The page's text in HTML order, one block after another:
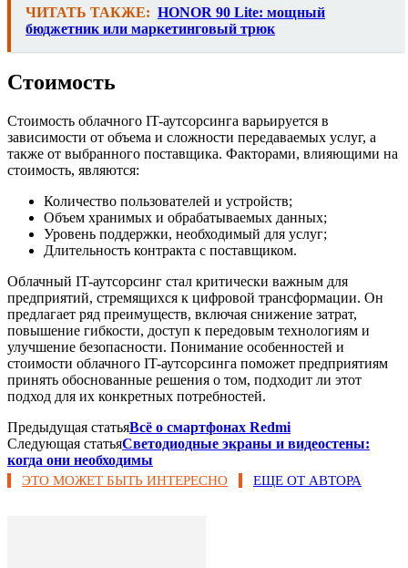
ЧИТАТЬ ТАКЖЕ: HONOR 90 Lite: мощный
бюджетник или маркетинговый трюк
Стоимость
Стоимость облачного IT-аутсорсинга варьируется в
зависимости от объема и сложности передаваемых услуг, а
также от выбранного поставщика. Факторами, влияющими на
стоимость, являются:
Количество пользователей и устройств;
Объем хранимых и обрабатываемых данных;
Уровень поддержки, необходимый для услуг;
Длительность контракта с поставщиком.
Облачный IT-аутсорсинг стал критически важным для
предприятий, стремящихся к цифровой трансформации. Он
предлагает ряд преимуществ, включая снижение затрат,
повышение гибкости, доступ к передовым технологиям и
улучшение безопасности. Понимание особенностей и
стоимости облачного IT-аутсорсинга поможет предприятиям
принять обоснованные решения о том, подходит ли этот
подход для их конкретных потребностей.
Предыдущая статьяВсё о смартфонах Redmi
Следующая статьяСветодиодные экраны и видеостены:
когда они необходимы
ЭТО МОЖЕТ БЫТЬ ИНТЕРЕСНО ЕЩЕ ОТ АВТОРА